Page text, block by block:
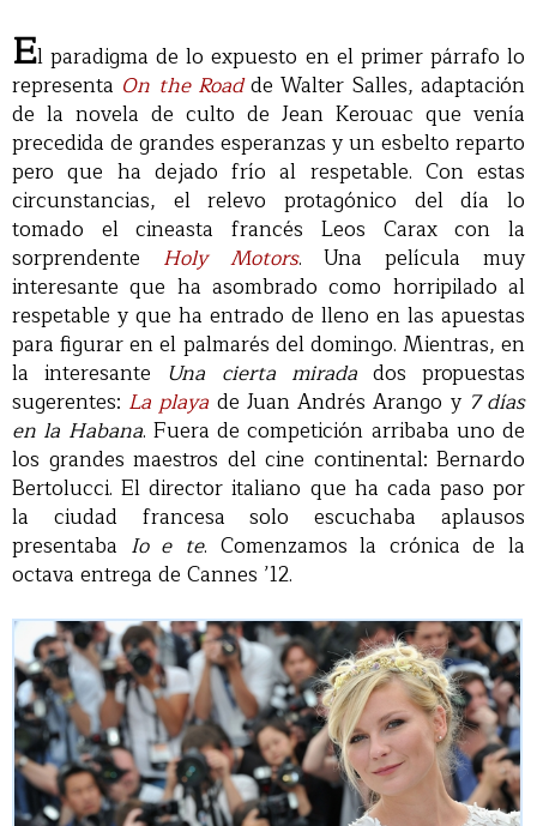
El paradigma de lo expuesto en el primer párrafo lo
representa On the Roadde Walter Salles, adaptación
de la novela de culto de Jean Kerouac que venía
precedida de grandes esperanzas y un esbelto reparto
pero que ha dejado frío al respetable. Con estas
circunstancias, el relevo protagónico del día lo
tomado el cineasta francés Leos Carax con la
sorprendente Holy Motors. Una película muy
interesante que ha asombrado como horripilado al
respetable y que ha entrado de lleno en las apuestas
para figurar en el palmarés del domingo. Mientras, en
la interesante Una cierta miradados propuestas
sugerentes: La playa de Juan Andrés Arango y 7 días
en la Habana. Fuera de competición arribaba uno de
los grandes maestros del cine continental: Bernardo
Bertolucci. El director italiano que ha cada paso por
la ciudad francesa solo escuchaba aplausos
presentaba Io e te. Comenzamos la crónica de la
octava entrega de Cannes ’12.